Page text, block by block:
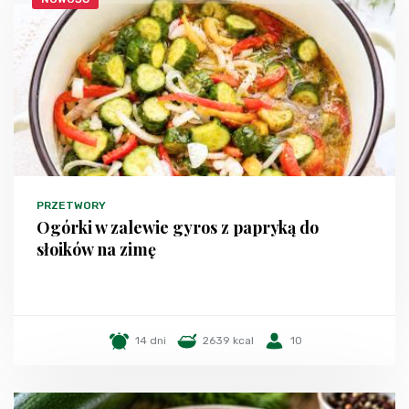
PRZETWORY
Ogórki w zalewie gyros z papryką do
słoików na zimę
14 dni 2639 kcal 10